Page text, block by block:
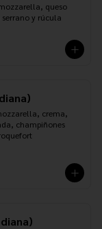
queso
y rúcula
crema,
champiñones